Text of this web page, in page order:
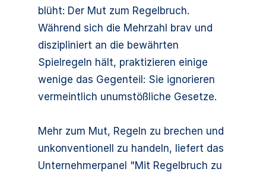
blüht: Der Mut zum Regelbruch.
Während sich die Mehrzahl brav und
diszipliniert an die bewährten
Spielregeln hält, praktizieren einige
wenige das Gegenteil: Sie ignorieren
vermeintlich unumstößliche Gesetze.
Mehr zum Mut, Regeln zu brechen und
unkonventionell zu handeln, liefert das
Unternehmerpanel "Mit Regelbruch zu